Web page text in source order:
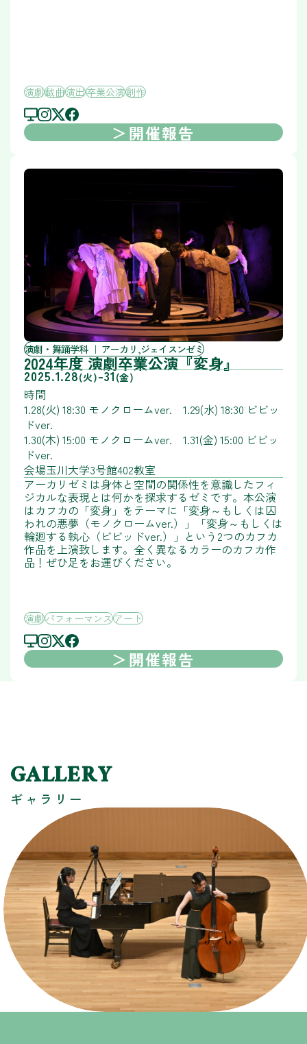
演劇戯曲演出卒業公演創作
開催報告
演劇・舞踊学科 アーカリ,ジェイスンゼミ
2024年度 演劇卒業公演『変身』
2025.1.28(火)-31(金)
時間
1.28(火) 18:30 モノクロームver. 1.29(水) 18:30 ビビッ
ドver.
1.30(木) 15:00 モノクロームver. 1.31(金) 15:00 ビビッ
ドver.
会場玉川大学3号館402教室
アーカリゼミは身体と空間の関係性を意識したフィ
ジカルな表現とは何かを探求するゼミです。本公演
はカフカの「変身」をテーマに「変身～もしくは囚
われの悪夢（モノクロームver.）」「変身～もしくは
輪廻する執心（ビビッドver.）」という2つのカフカ
作品を上演致します。全く異なるカラーのカフカ作
品！ぜひ足をお運びください。
演劇パフォーマンスアート
開催報告
GALLERY
ギャラリー